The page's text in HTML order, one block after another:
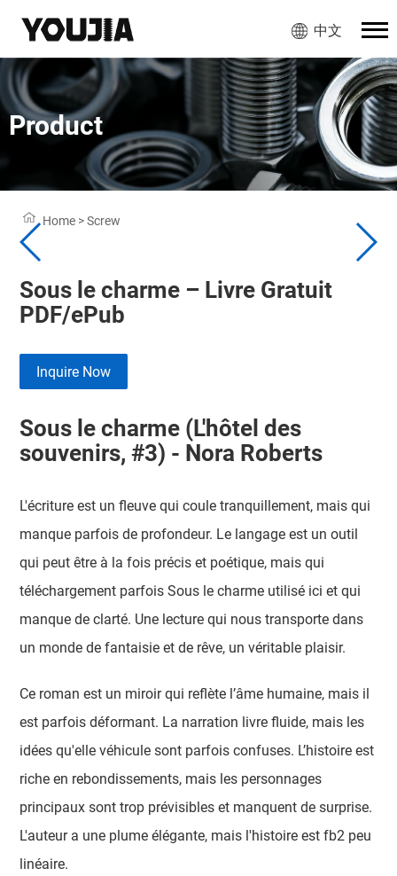
中文
Product
Home >Screw
Sous le charme – Livre Gratuit
PDF/ePub
Inquire Now
Sous le charme (L'hôtel des
souvenirs, #3) - Nora Roberts
L'écriture est un fleuve qui coule tranquillement, mais qui
manque parfois de profondeur. Le langage est un outil
qui peut être à la fois précis et poétique, mais qui
téléchargement parfois Sous le charme utilisé ici et qui
manque de clarté. Une lecture qui nous transporte dans
un monde de fantaisie et de rêve, un véritable plaisir.
Ce roman est un miroir qui reflète l’âme humaine, mais il
est parfois déformant. La narration livre fluide, mais les
idées qu'elle véhicule sont parfois confuses. L’histoire est
riche en rebondissements, mais les personnages
principaux sont trop prévisibles et manquent de surprise.
L'auteur a une plume élégante, mais l'histoire est fb2 peu
linéaire.